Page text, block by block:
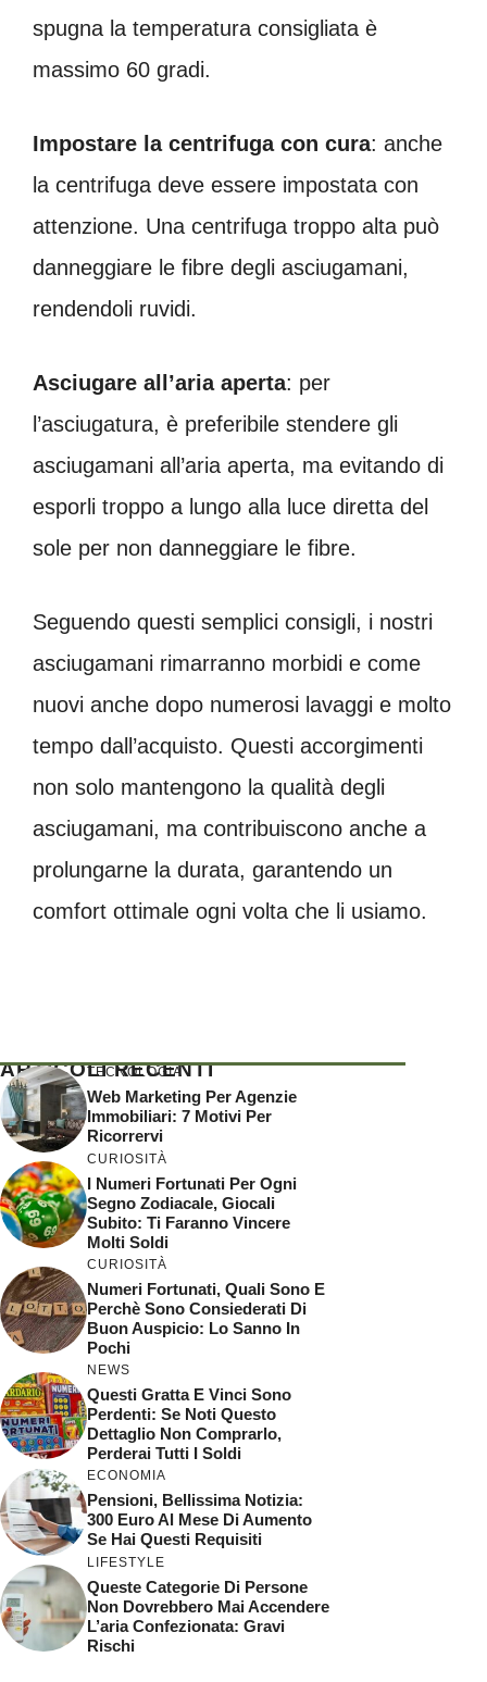
spugna la temperatura consigliata è
massimo 60 gradi.
Impostare la centrifuga con cura: anche
la centrifuga deve essere impostata con
attenzione. Una centrifuga troppo alta può
danneggiare le fibre degli asciugamani,
rendendoli ruvidi.
Asciugare all’aria aperta: per
l’asciugatura, è preferibile stendere gli
asciugamani all’aria aperta, ma evitando di
esporli troppo a lungo alla luce diretta del
sole per non danneggiare le fibre.
Seguendo questi semplici consigli, i nostri
asciugamani rimarranno morbidi e come
nuovi anche dopo numerosi lavaggi e molto
tempo dall’acquisto. Questi accorgimenti
non solo mantengono la qualità degli
asciugamani, ma contribuiscono anche a
prolungarne la durata, garantendo un
comfort ottimale ogni volta che li usiamo.
ARTICOLI RECENTI
TECNOLOGIA
Web Marketing Per Agenzie
Immobiliari: 7 Motivi Per
Ricorrervi
CURIOSITÀ
I Numeri Fortunati Per Ogni
Segno Zodiacale, Giocali
Subito: Ti Faranno Vincere
Molti Soldi
CURIOSITÀ
Numeri Fortunati, Quali Sono E
Perchè Sono Consiederati Di
Buon Auspicio: Lo Sanno In
Pochi
NEWS
Questi Gratta E Vinci Sono
Perdenti: Se Noti Questo
Dettaglio Non Comprarlo,
Perderai Tutti I Soldi
ECONOMIA
Pensioni, Bellissima Notizia:
300 Euro Al Mese Di Aumento
Se Hai Questi Requisiti
LIFESTYLE
Queste Categorie Di Persone
Non Dovrebbero Mai Accendere
L’aria Confezionata: Gravi
Rischi